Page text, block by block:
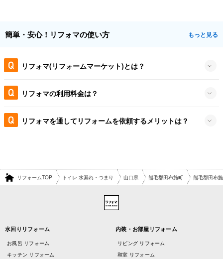
簡単・安心！リフォマの使い方 もっと見る
リフォマ(リフォームマーケット)とは？
リフォマの利用料金は？
リフォマを通してリフォームを依頼するメリットは？
リフォームTOP トイレ 水漏れ・つまり 山口県 熊毛郡田布施町 熊毛郡田布
水回りリフォーム
お風呂 リフォーム
キッチン リフォーム
内装・お部屋リフォーム
リビング リフォーム
和室 リフォーム